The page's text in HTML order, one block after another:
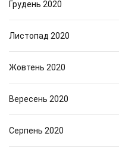
Грудень 2020
Листопад 2020
Жовтень 2020
Вересень 2020
Серпень 2020